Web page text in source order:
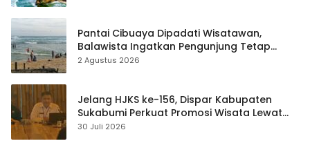
Pantai Cibuaya Dipadati Wisatawan,
Balawista Ingatkan Pengunjung Tetap
Waspada
2 Agustus 2026
Jelang HJKS ke-156, Dispar Kabupaten
Sukabumi Perkuat Promosi Wisata Lewat
Publikasi Digital
30 Juli 2026